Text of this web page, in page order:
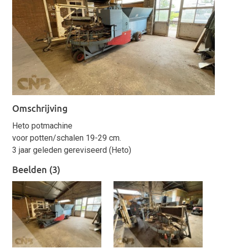
Omschrijving
Heto potmachine
voor potten/schalen 19-29 cm.
3 jaar geleden gereviseerd (Heto)
Beelden (3)